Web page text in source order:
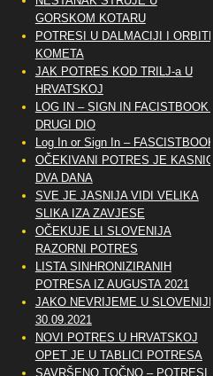
GORSKOM KOTARU
POTRESI U DALMACIJI I ORBITE
KOMETA
JAK POTRES KOD TRILJ-a U
HRVATSKOJ
LOG IN – SIGN IN FACISTBOOK –
DRUGI DIO
Log In or Sign In – FASCISTBOOK
OČEKIVANI POTRES JE KASNIO
DVA DANA
SVE JE JASNIJA VIDI VELIKA
SLIKA IZA ZAVJESE
OČEKUJE LI SLOVENIJA
RAZORNI POTRES
LISTA SINHRONIZIRANIH
POTRESA IZ AUGUSTA 2021
JAKO NEVRIJEME U SLOVENIJI
30.09.2021
NOVI POTRES U HRVATSKOJ
OPET JE U TABLICI POTRESA
SAVRŠENO TOČNO – POTRESI